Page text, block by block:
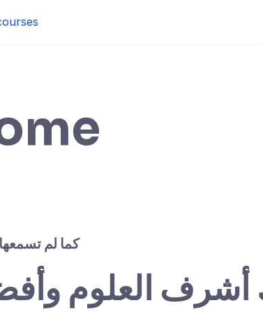
كما لم
أشرف العلوم